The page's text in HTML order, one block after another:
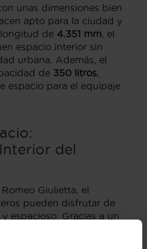
unas dimensiones bien
apto para la ciudad y
de 4.351 mm , el
espacio interior sin
urbana. Además, el
de 350 litros
espacio para el equipaje
del
Giulietta, el
pueden disfrutar de
espacioso. Gracias a un
de alta calidad,
Los asientos